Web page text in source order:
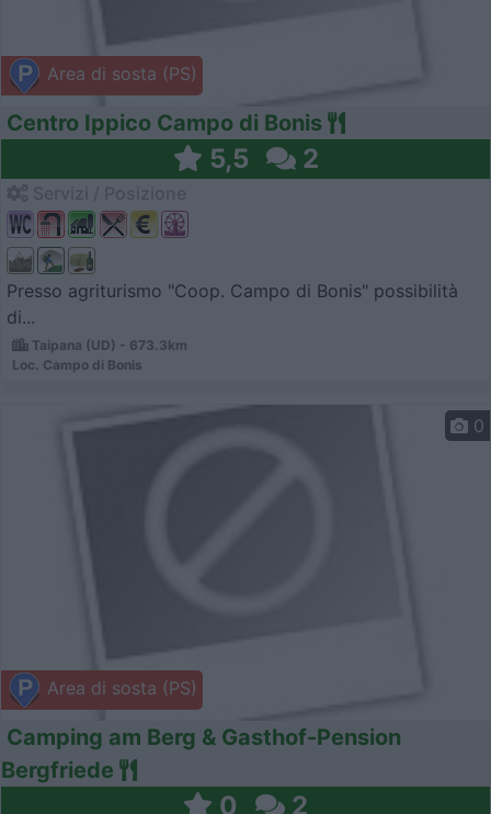
Area di sosta (PS)
Centro Ippico Campo di Bonis
5,5 2
Presso agriturismo "Coop. Campo di Bonis" possibilità
di...
Taipana (UD) - 673.3km
Loc. Campo di Bonis
Area di sosta (PS)
0
Camping am Berg & Gasthof-Pension
Bergfriede
0 2